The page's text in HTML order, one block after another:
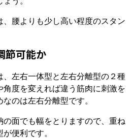
腰よりも少し高い程度のスタン
節可能か
、左右一体型と左右分離型の２種
度を変えれば違う筋肉に刺激を
のは左右分離型です。
の面でも幅をとりますので、重ね
便利です。